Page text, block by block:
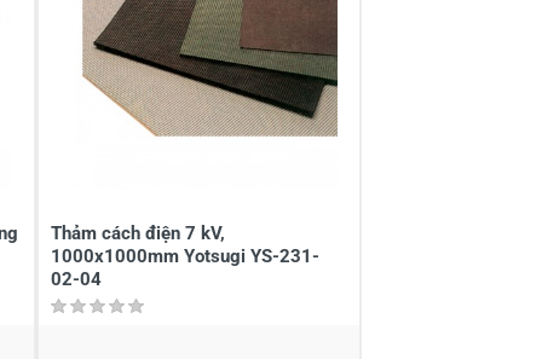
Thảm cách điện 7 kV,
1000x1000mm Yotsugi YS-231-
02-04